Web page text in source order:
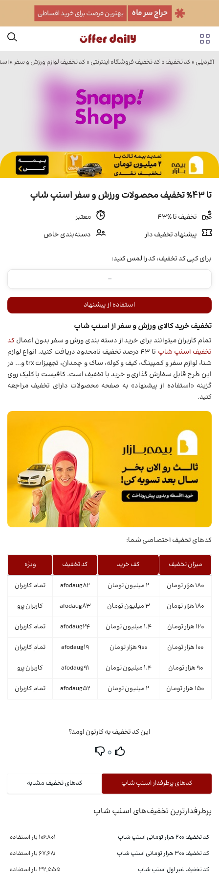
آفردیلی » کد تخفیف » کد تخفیف فروشگاه اینترنتی » کد تخفیف لوازم ورزش و سفر»
تا 43% تخفیف محصولات ورزش و سفر اسنپ شاپ
تخفیف تا %43
معتبر
پیشنهاد تخفیف دار
دسته‌بندی خاص
برای کپی کد تخفیف، کد را لمس کنید:
استفاده از پیشنهاد
تخفیف خرید کالای ورزش و سفر از اسنپ شاپ
تمام کاربران میتوانند برای خرید از دسته بندی ورش و سفر بدون اعمالکد
تخفیف اسنپ شاپ
تا 43 درصد تخفیف نامحدود دریافت کنید. انواع لوازم
شنا، لوازم سفر و کمپینگ، کیف و کوله، ساک و چمدان، تجهیزات trx و... در
این طرح قابل سفارش گذاری و خرید با تخفیف است. کافیست با کلیک روی
گزینه «استفاده از پیشنهاد» به صفحه محصولات دارای تخفیف مراجعه
کنید.
کدهای تخفیف اختصاصی شما:
میزان تخفیف کف خرید کد تخفیف ویژه
180 هزار تومان 2 میلیون تومان afodaug82 تمام کاربران
180 هزار تومان 3 میلیون تومان afodaug83 کاربران پرو
120 هزار تومان 1.4 میلیون تومان afodaug24 تمام کاربران
100 هزار تومان 900 هزار تومان afodaug19 تمام کاربران
90 هزار تومان 1.4 میلیون تومان afodaug91 کاربران پرو
150 هزار تومان 2 میلیون تومان afodaug52 تمام کاربران
این کد تخفیف به کارتون اومد؟
0
کدهای پرطرفدار اسنپ شاپ کدهای تخفیف مشابه
پرطرفدارترین تخفیف‌های اسنپ شاپ
کد تخفیف ۲۰۰ هزار تومانی اسنپ شاپ
106,801 بار استفاده
کد تخفیف 300 هزار تومانی اسنپ شاپ
67,681 بار استفاده
کد تخفیف غیر اول اسنپ شاپ
32,555 بار استفاده